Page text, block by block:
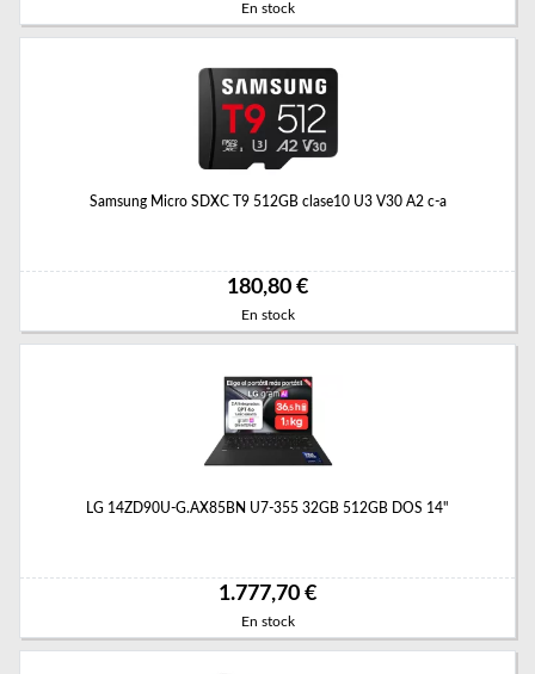
En stock
Samsung Micro SDXC T9 512GB clase10 U3 V30 A2 c-a
180,80 €
En stock
LG 14ZD90U-G.AX85BN U7-355 32GB 512GB DOS 14"
1.777,70 €
En stock